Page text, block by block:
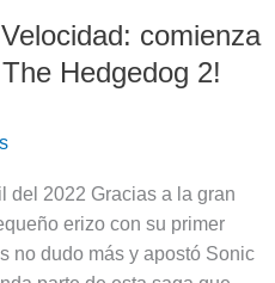
comienza
Hedgedog 2!
del 2022 Gracias a la gran
erizo con su primer
no dudo más y apostó Sonic